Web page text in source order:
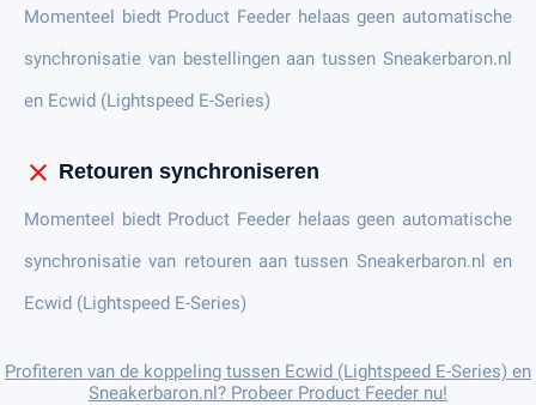
Momenteel biedt Product Feeder helaas geen automatische
synchronisatie van bestellingen aan tussen Sneakerbaron.nl
en Ecwid (Lightspeed E-Series)
close Retouren synchroniseren
Momenteel biedt Product Feeder helaas geen automatische
synchronisatie van retouren aan tussen Sneakerbaron.nl en
Ecwid (Lightspeed E-Series)
Profiteren van de koppeling tussen Ecwid (Lightspeed E-Series) en
Sneakerbaron.nl? Probeer Product Feeder nu!